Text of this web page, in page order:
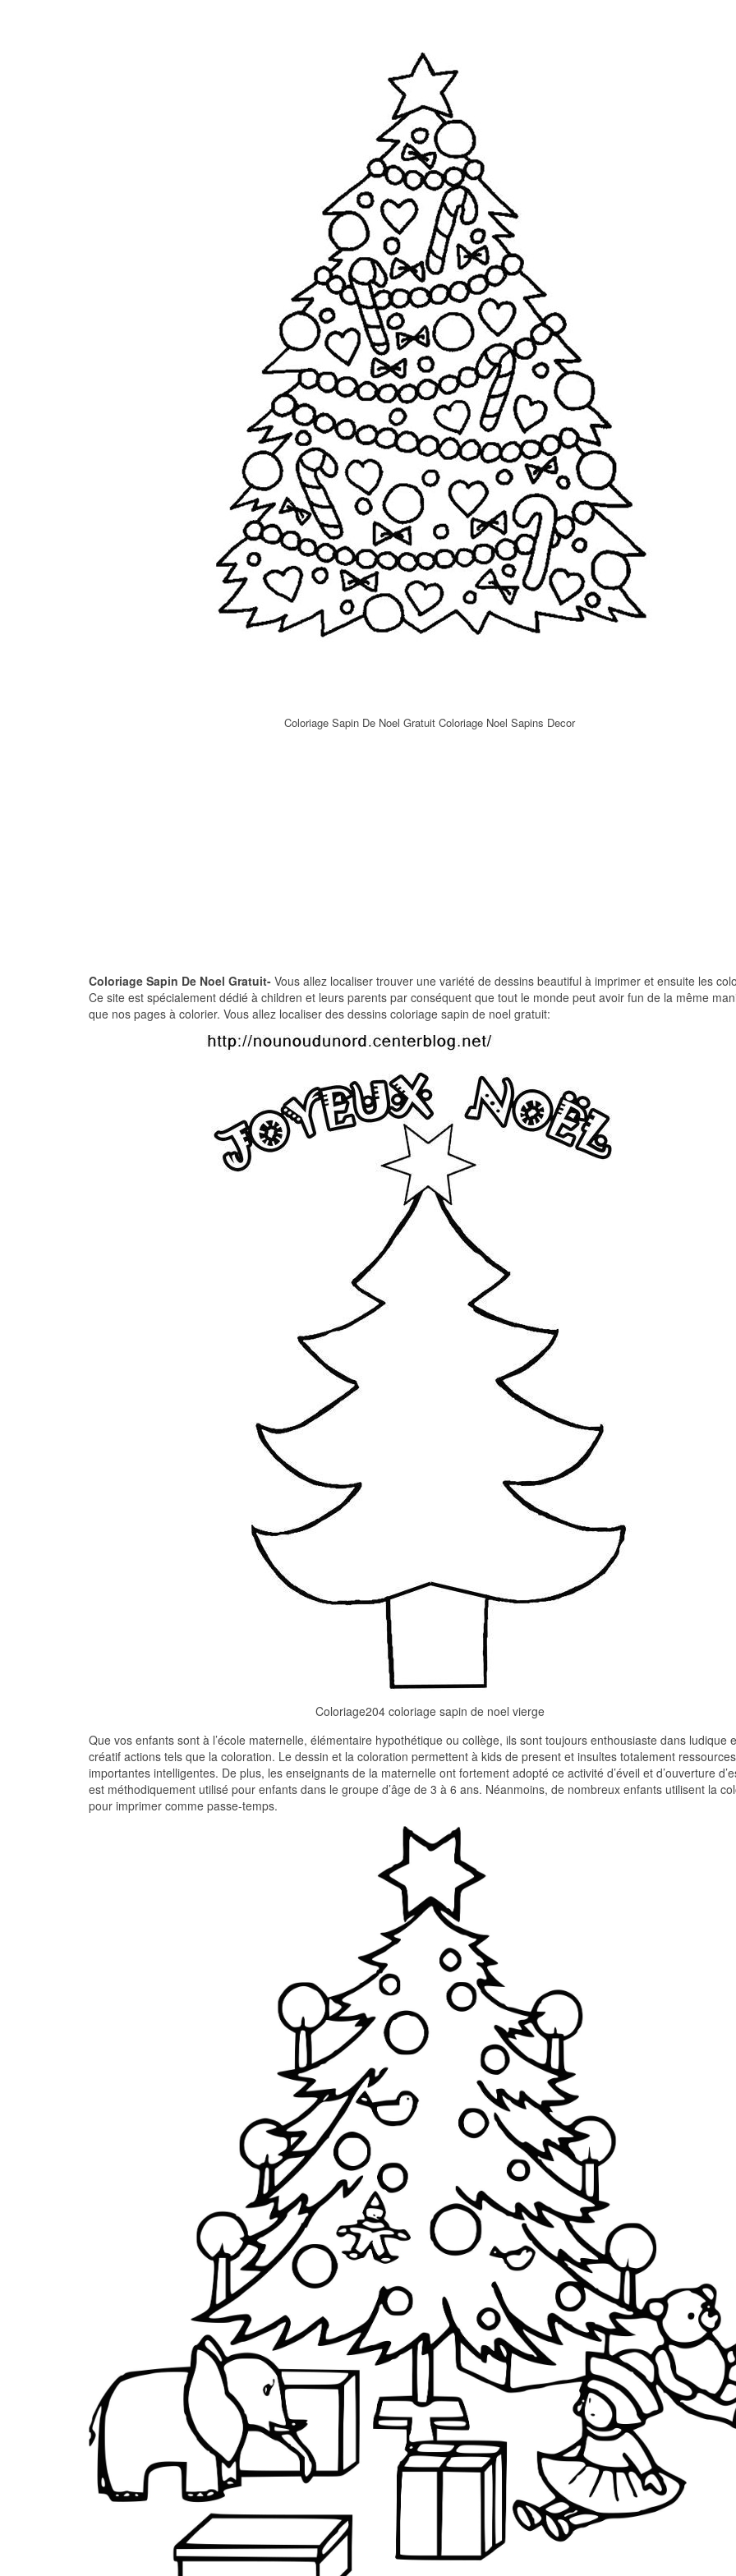
Coloriage Sapin De Noel Gratuit Coloriage Noel Sapins Decor
Coloriage Sapin De Noel Gratuit- Vous allez localiser trouver une variété de dessins beautiful à imprimer et ensuite les
Ce site est spécialement dédié à children et leurs parents par conséquent que tout le monde peut avoir fun de la même
que nos pages à colorier. Vous allez localiser des dessins coloriage sapin de noel gratuit:
Coloriage204 coloriage sapin de noel vierge
Que vos enfants sont à l’école maternelle, élémentaire hypothétique ou collège, ils sont toujours enthousiaste dans ludique
créatif actions tels que la coloration. Le dessin et la coloration permettent à kids de present et insultes totalement ressources
importantes intelligentes. De plus, les enseignants de la maternelle ont fortement adopté ce activité d’éveil et d’ouverture
est méthodiquement utilisé pour enfants dans le groupe d’âge de 3 à 6 ans. Néanmoins, de nombreux enfants utilisent la
pour imprimer comme passe-temps.